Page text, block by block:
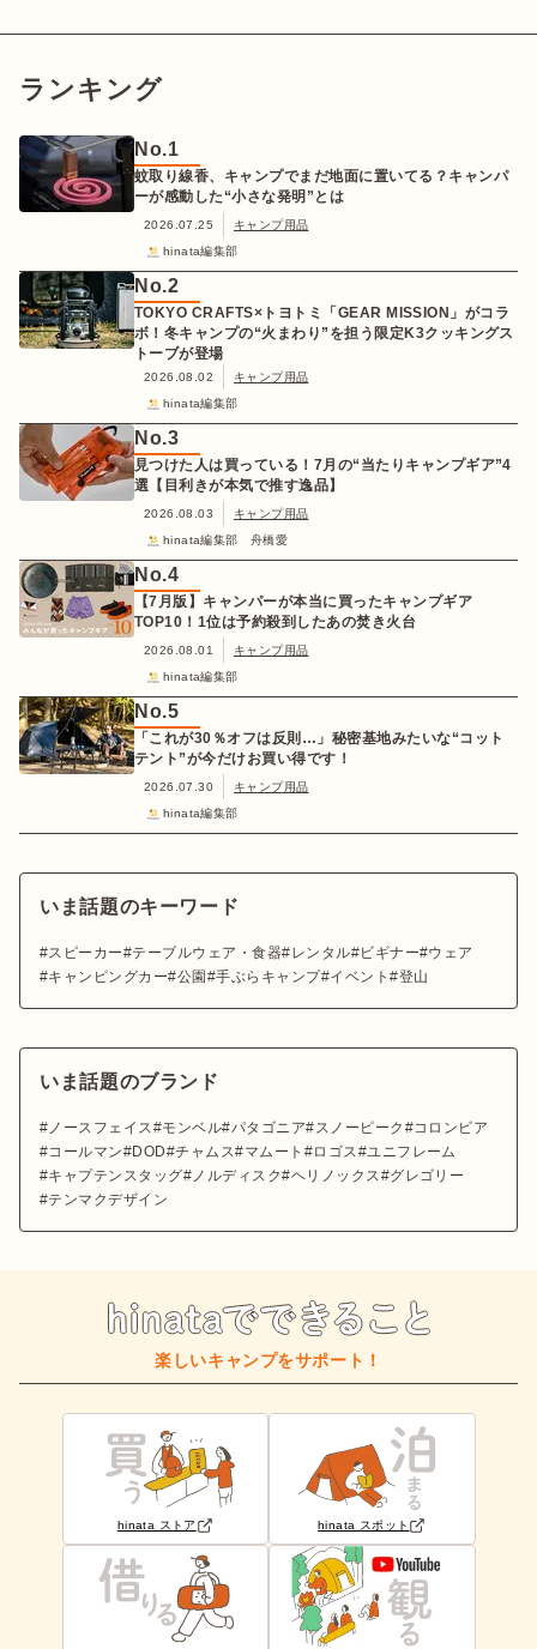
ランキング
No.1
蚊取り線香、キャンプでまだ地面に置いてる？キャンパ
ーが感動した“小さな発明”とは
2026.07.25
キャンプ用品
hinata編集部
No.2
TOKYO CRAFTS×トヨトミ「GEAR MISSION」がコラ
ボ！冬キャンプの“火まわり”を担う限定K3クッキングス
トーブが登場
2026.08.02
キャンプ用品
hinata編集部
No.3
見つけた人は買っている！7月の“当たりキャンプギア”4
選【目利きが本気で推す逸品】
2026.08.03
キャンプ用品
hinata編集部 舟橋愛
No.4
【7月版】キャンパーが本当に買ったキャンプギア
TOP10！1位は予約殺到したあの焚き火台
2026.08.01
キャンプ用品
hinata編集部
No.5
「これが30％オフは反則…」秘密基地みたいな“コット
テント”が今だけお買い得です！
2026.07.30
キャンプ用品
hinata編集部
いま話題のキーワード
スピーカー テーブルウェア・食器 レンタル ビギナー
ウェア
キャンピングカー 公園 手ぶらキャンプ イベント 登山
いま話題のブランド
ノースフェイス モンベル パタゴニア スノーピーク
コロンビア
コールマン
DOD チャムス マムート ロゴス
ユニフレーム
キャプテンスタッグ
ノルディスク ヘリノックス
グレゴリー
テンマクデザイン
楽しいキャンプをサポート！
hinata ストア hinata スポット